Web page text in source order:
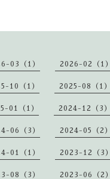
03（1） 2026-02（1）
10（1） 2025-08（1）
01（1） 2024-12（3）
06（3） 2024-05（2）
01（1） 2023-12（3）
08（3） 2023-06（2）